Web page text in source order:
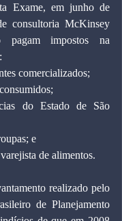
Exame, em junho de
consultoria McKinsey
pagam impostos na
comercializados;
do Estado de São
e
de alimentos.
realizado pelo
de Planejamento